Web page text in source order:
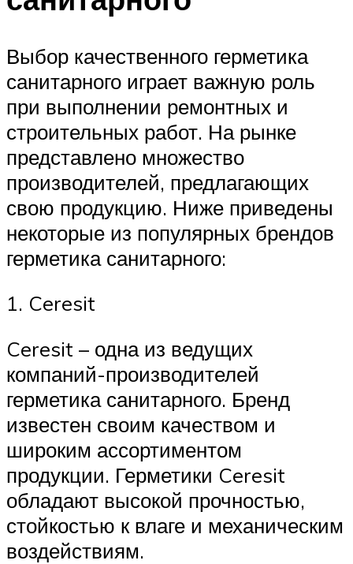
Выбор качественного герметика
санитарного играет важную роль
при выполнении ремонтных и
строительных работ. На рынке
представлено множество
производителей, предлагающих
свою продукцию. Ниже приведены
некоторые из популярных брендов
герметика санитарного:
1. Ceresit
Ceresit – одна из ведущих
компаний-производителей
герметика санитарного. Бренд
известен своим качеством и
широким ассортиментом
продукции. Герметики Ceresit
обладают высокой прочностью,
стойкостью к влаге и механическим
воздействиям.